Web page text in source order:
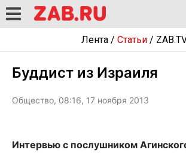
Лента/ Статьи/
Буддист из Израиля
Общество, 08:16, 17 ноября 2013
Интервью с послушником